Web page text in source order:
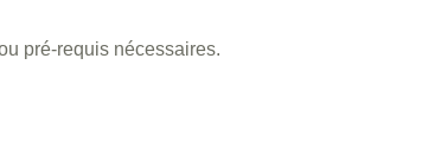
pré-requis nécessaires.